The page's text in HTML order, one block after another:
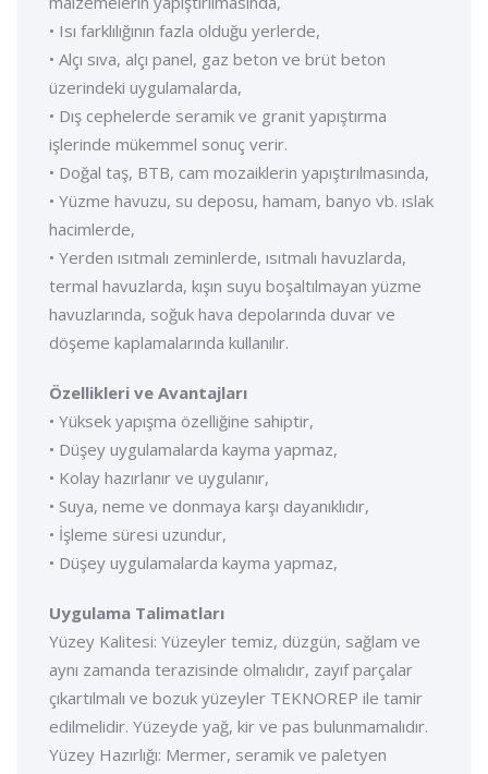
• Isı farklılığının fazla olduğu yerlerde,
• Alçı sıva, alçı panel, gaz beton ve brüt beton
üzerindeki uygulamalarda,
• Dış cephelerde seramik ve granit yapıştırma
işlerinde mükemmel sonuç verir.
• Doğal taş, BTB, cam mozaiklerin yapıştırılmasında,
• Yüzme havuzu, su deposu, hamam, banyo vb. ıslak
hacimlerde,
• Yerden ısıtmalı zeminlerde, ısıtmalı havuzlarda,
termal havuzlarda, kışın suyu boşaltılmayan yüzme
havuzlarında, soğuk hava depolarında duvar ve
döşeme kaplamalarında kullanılır.
Özellikleri ve Avantajları
• Yüksek yapışma özelliğine sahiptir,
• Düşey uygulamalarda kayma yapmaz,
• Kolay hazırlanır ve uygulanır,
• Suya, neme ve donmaya karşı dayanıklıdır,
• İşleme süresi uzundur,
• Düşey uygulamalarda kayma yapmaz,
Uygulama Talimatları
Yüzey Kalitesi: Yüzeyler temiz, düzgün, sağlam ve
aynı zamanda terazisinde olmalıdır, zayıf parçalar
çıkartılmalı ve bozuk yüzeyler TEKNOREP ile tamir
edilmelidir. Yüzeyde yağ, kir ve pas bulunmamalıdır.
Yüzey Hazırlığı: Mermer, seramik ve paletyen